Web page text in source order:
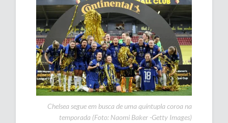
Chelsea segue em busca de uma quíntupla coroa na
temporada (Foto: Naomi Baker -Getty Images)